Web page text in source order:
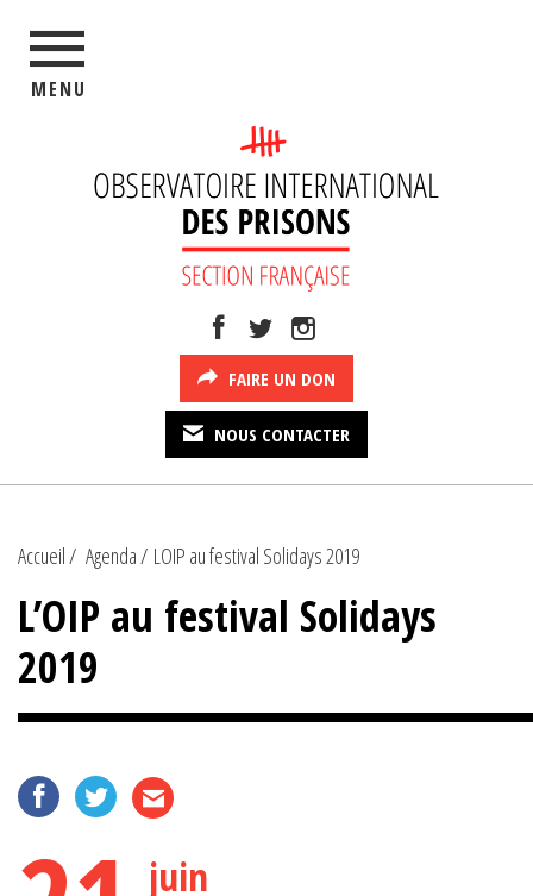
MENU
FAIRE UN DON
NOUS CONTACTER
Accueil Agenda LOIP au festival Solidays 2019
L’OIP au festival Solidays
2019
juin